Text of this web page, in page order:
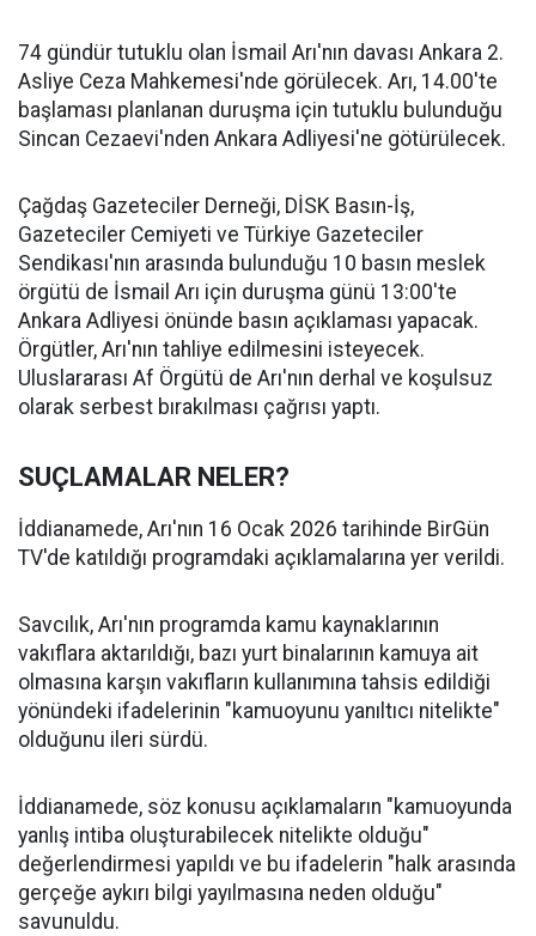
74 gündür tutuklu olan İsmail Arı'nın davası Ankara 2.
Asliye Ceza Mahkemesi'nde görülecek. Arı, 14.00'te
başlaması planlanan duruşma için tutuklu bulunduğu
Sincan Cezaevi'nden Ankara Adliyesi'ne götürülecek.
Çağdaş Gazeteciler Derneği, DİSK Basın-İş,
Gazeteciler Cemiyeti ve Türkiye Gazeteciler
Sendikası'nın arasında bulunduğu 10 basın meslek
örgütü de İsmail Arı için duruşma günü 13:00'te
Ankara Adliyesi önünde basın açıklaması yapacak.
Örgütler, Arı'nın tahliye edilmesini isteyecek.
Uluslararası Af Örgütü de Arı'nın derhal ve koşulsuz
olarak serbest bırakılması çağrısı yaptı.
SUÇLAMALAR NELER?
İddianamede, Arı'nın 16 Ocak 2026 tarihinde BirGün
TV'de katıldığı programdaki açıklamalarına yer verildi.
Savcılık, Arı'nın programda kamu kaynaklarının
vakıflara aktarıldığı, bazı yurt binalarının kamuya ait
olmasına karşın vakıfların kullanımına tahsis edildiği
yönündeki ifadelerinin "kamuoyunu yanıltıcı nitelikte"
olduğunu ileri sürdü.
İddianamede, söz konusu açıklamaların "kamuoyunda
yanlış intiba oluşturabilecek nitelikte olduğu"
değerlendirmesi yapıldı ve bu ifadelerin "halk arasında
gerçeğe aykırı bilgi yayılmasına neden olduğu"
savunuldu.